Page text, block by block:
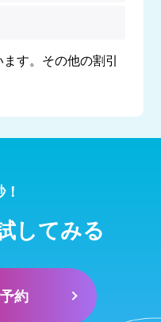
す。その他の割引
してみる
約